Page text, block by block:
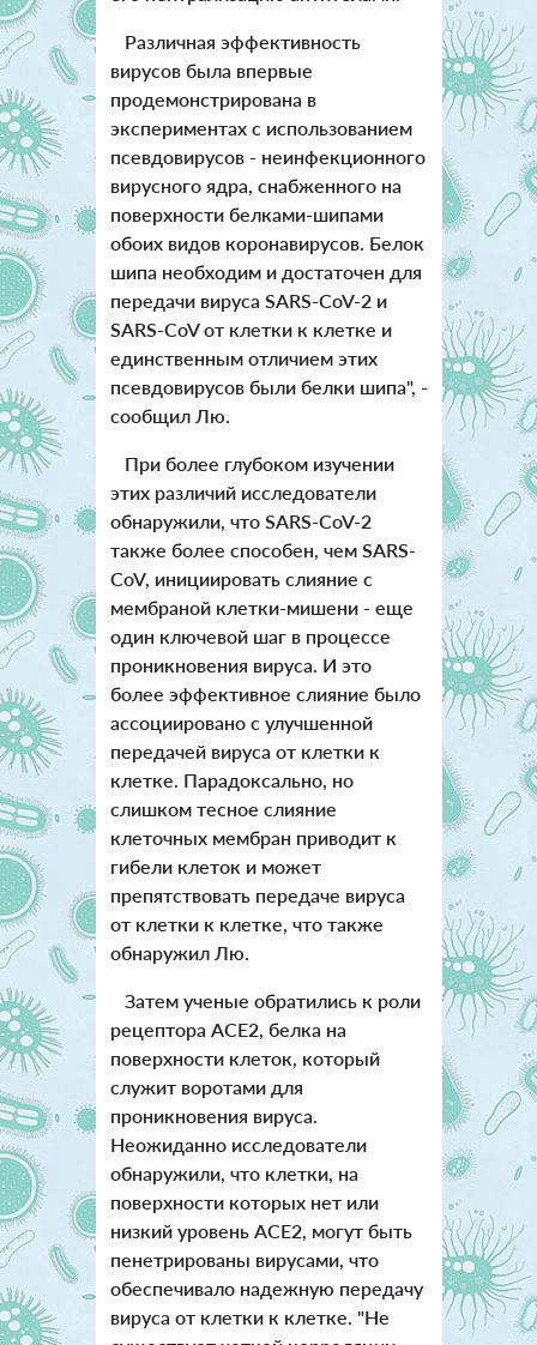
Различная эффективность
вирусов была впервые
продемонстрирована в
экспериментах с использованием
псевдовирусов - неинфекционного
вирусного ядра, снабженного на
поверхности белками-шипами
обоих видов коронавирусов. Белок
шипа необходим и достаточен для
передачи вируса SARS-CoV-2 и
SARS-CoV от клетки к клетке и
единственным отличием этих
псевдовирусов были белки шипа", -
сообщил Лю.
При более глубоком изучении
этих различий исследователи
обнаружили, что SARS-CoV-2
также более способен, чем SARS-
CoV, инициировать слияние с
мембраной клетки-мишени - еще
один ключевой шаг в процессе
проникновения вируса. И это
более эффективное слияние было
ассоциировано с улучшенной
передачей вируса от клетки к
клетке. Парадоксально, но
слишком тесное слияние
клеточных мембран приводит к
гибели клеток и может
препятствовать передаче вируса
от клетки к клетке, что также
обнаружил Лю.
Затем ученые обратились к роли
рецептора ACE2, белка на
поверхности клеток, который
служит воротами для
проникновения вируса.
Неожиданно исследователи
обнаружили, что клетки, на
поверхности которых нет или
низкий уровень ACE2, могут быть
пенетрированы вирусами, что
обеспечивало надежную передачу
вируса от клетки к клетке. "Не